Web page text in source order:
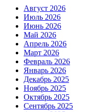
Август 2026
Июль 2026
Июнь 2026
Май 2026
Апрель 2026
Март 2026
Февраль 2026
Январь 2026
Декабрь 2025
Ноябрь 2025
Октябрь 2025
Сентябрь 2025